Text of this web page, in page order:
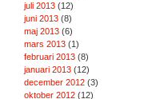
juli 2013(12)
juni 2013(8)
maj 2013(6)
mars 2013(1)
februari 2013(8)
januari 2013(12)
december 2012(3)
oktober 2012(12)